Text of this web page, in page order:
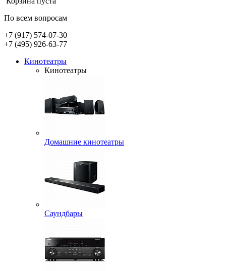
По всем вопросам
+7 (917) 574-07-30
+7 (495) 926-63-77
Кинотеатры
Кинотеатры
Домашние кинотеатры
Саундбары